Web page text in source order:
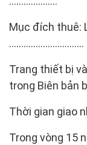
Mục đích thuê:
………………………….
Trang thiết bị
trong Biên bản
Thời gian giao
Trong vòng 15